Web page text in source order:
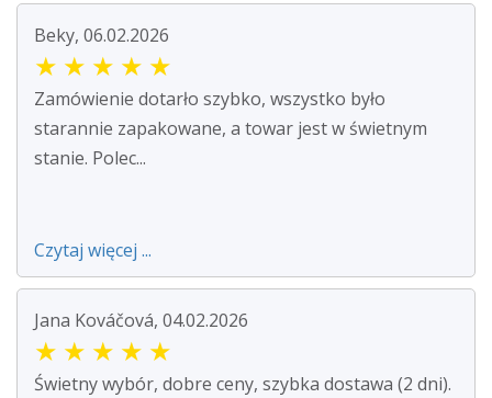
Beky, 06.02.2026
★ ★ ★ ★ ★
Zamówienie dotarło szybko, wszystko było
starannie zapakowane, a towar jest w świetnym
stanie. Polec...
Czytaj więcej ...
Jana Kováčová, 04.02.2026
★ ★ ★ ★ ★
Świetny wybór, dobre ceny, szybka dostawa (2 dni).